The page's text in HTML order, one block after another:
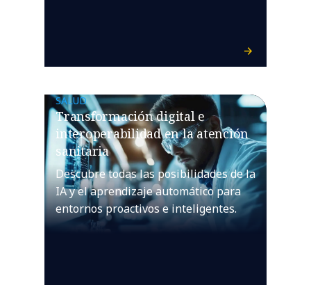
SALUD
Transformación digital e
interoperabilidad en la atención
sanitaria
Descubre todas las posibilidades de la
IA y el aprendizaje automático para
entornos proactivos e inteligentes.